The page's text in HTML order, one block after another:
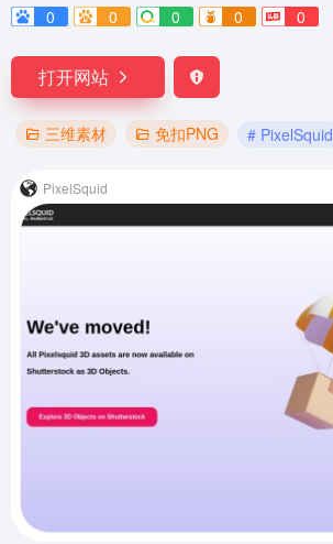
0
0 0 0 0
打开网站
三维素材 免扣PNG # PixelSquid
PixelSquid